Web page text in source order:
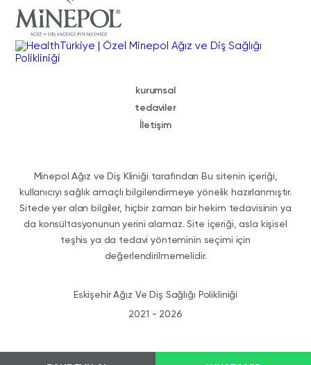
kurumsal
tedaviler
İletişim
Minepol Ağız ve Diş Kliniği tarafından Bu sitenin içeriği,
kullanıcıyı sağlık amaçlı bilgilendirmeye yönelik hazırlanmıştır.
Sitede yer alan bilgiler, hiçbir zaman bir hekim tedavisinin ya
da konsültasyonunun yerini alamaz. Site içeriği, asla kişisel
teşhis ya da tedavi yönteminin seçimi için
değerlendirilmemelidir.
Eskişehir Ağız Ve Diş Sağlığı Polikliniği
2021 - 2026